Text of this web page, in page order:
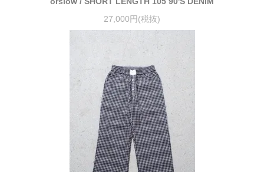
27,000円(税抜)